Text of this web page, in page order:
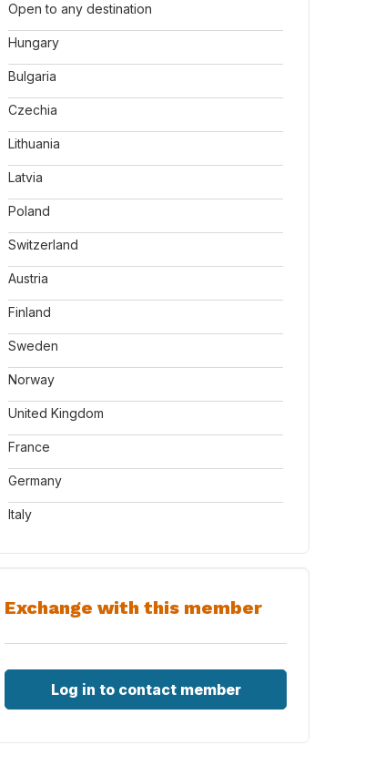
Open to any destination
Hungary
Bulgaria
Czechia
Lithuania
Latvia
Poland
Switzerland
Austria
Finland
Sweden
Norway
United Kingdom
France
Germany
Italy
Exchange with this member
Log in to contact member